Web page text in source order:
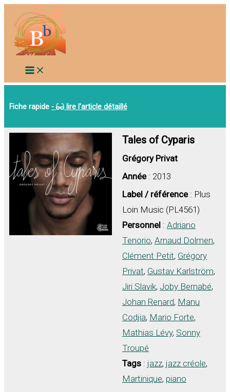
contenu
Fiche rapide - lire l'article détaillé
Tales of Cyparis
Grégory Privat
Année: 2013
Label / référence: Plus
Loin Music (PL4561)
Personnel : Adriano
Tenorio, Arnaud Dolmen,
Clément Petit, Grégory
Privat, Gustav Karlström,
Jiri Slavik, Joby Bernabé,
Johan Renard, Manu
Codjia, Mario Forte,
Mathias Lévy, Sonny
Troupé
Tags : jazz, jazz créole,
Martinique, piano